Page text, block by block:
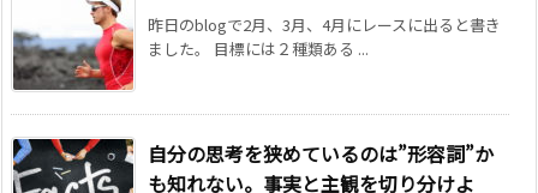
昨日のblogで2月、3月、4月にレースに出ると書き
ました。 目標には２種類ある ...
自分の思考を狭めているのは”形容詞”か
も知れない。事実と主観を切り分けよ